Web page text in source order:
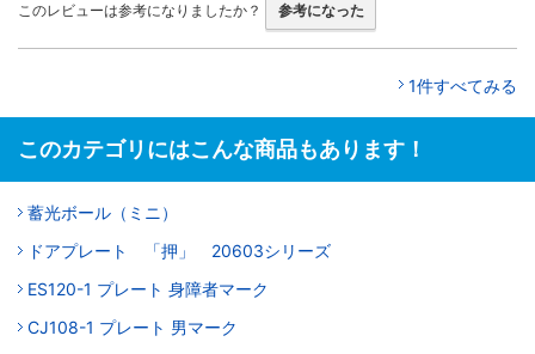
このレビューは参考になりましたか？ 参考になった
1件すべてみる
このカテゴリにはこんな商品もあります！
蓄光ボール（ミニ）
ドアプレート 「押」 20603シリーズ
ES120-1 プレート 身障者マーク
CJ108-1 プレート 男マーク